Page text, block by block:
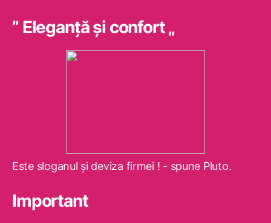
” Eleganţă şi confort „
Este sloganul şi deviza firmei ! - spune Pluto.
Important